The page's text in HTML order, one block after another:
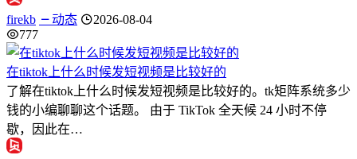
firekb 动态
2026-08-04
777
在tiktok上什么时候发短视频是比较好的
了解在tiktok上什么时候发短视频是比较好的。tk矩阵系统多少
钱的小编聊聊这个话题。 由于 TikTok 全天候 24 小时不停
歇，因此在…